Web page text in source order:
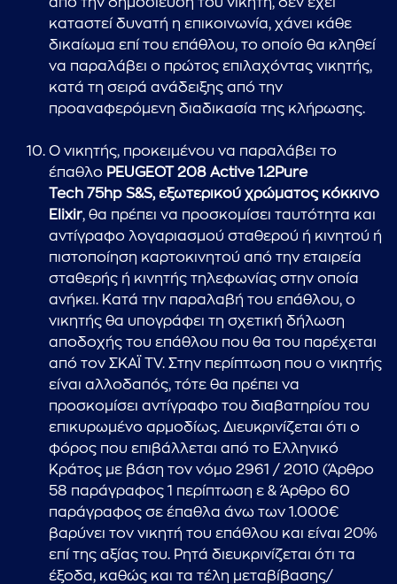
καταστεί δυνατή η επικοινωνία, χάνει κάθε
δικαίωμα επί του επάθλου, το οποίο θα κληθεί
να παραλάβει ο πρώτος επιλαχόντας νικητής,
κατά τη σειρά ανάδειξης από την
προαναφερόμενη διαδικασία της κλήρωσης.
Ο νικητής, προκειμένου να παραλάβει το
έπαθλο PEUGEOT 208 Active1.2Pure
Tech 75hp S&S, εξωτερικού χρώματος κόκκινο
Elixir, θα πρέπει να προσκομίσει ταυτότητα και
αντίγραφο λογαριασμού σταθερού ή κινητού ή
πιστοποίηση καρτοκινητού από την εταιρεία
σταθερής ή κινητής τηλεφωνίας στην οποία
ανήκει. Κατά την παραλαβή του επάθλου, ο
νικητής θα υπογράφει τη σχετική δήλωση
αποδοχής του επάθλου που θα του παρέχεται
από τον ΣΚΑΪ TV. Στην περίπτωση που ο νικητής
είναι αλλοδαπός, τότε θα πρέπει να
προσκομίσει αντίγραφο του διαβατηρίου του
επικυρωμένο αρμοδίως. Διευκρινίζεται ότι ο
φόρος που επιβάλλεται από το Ελληνικό
Κράτος με βάση τον νόμο 2961 / 2010 (Άρθρο
58 παράγραφος 1 περίπτωση ε & Άρθρο 60
παράγραφος σε έπαθλα άνω των 1.000€
βαρύνει τον νικητή του επάθλου και είναι 20%
επί της αξίας του. Ρητά διευκρινίζεται ότι τα
έξοδα, καθώς και τα τέλη μεταβίβασης/